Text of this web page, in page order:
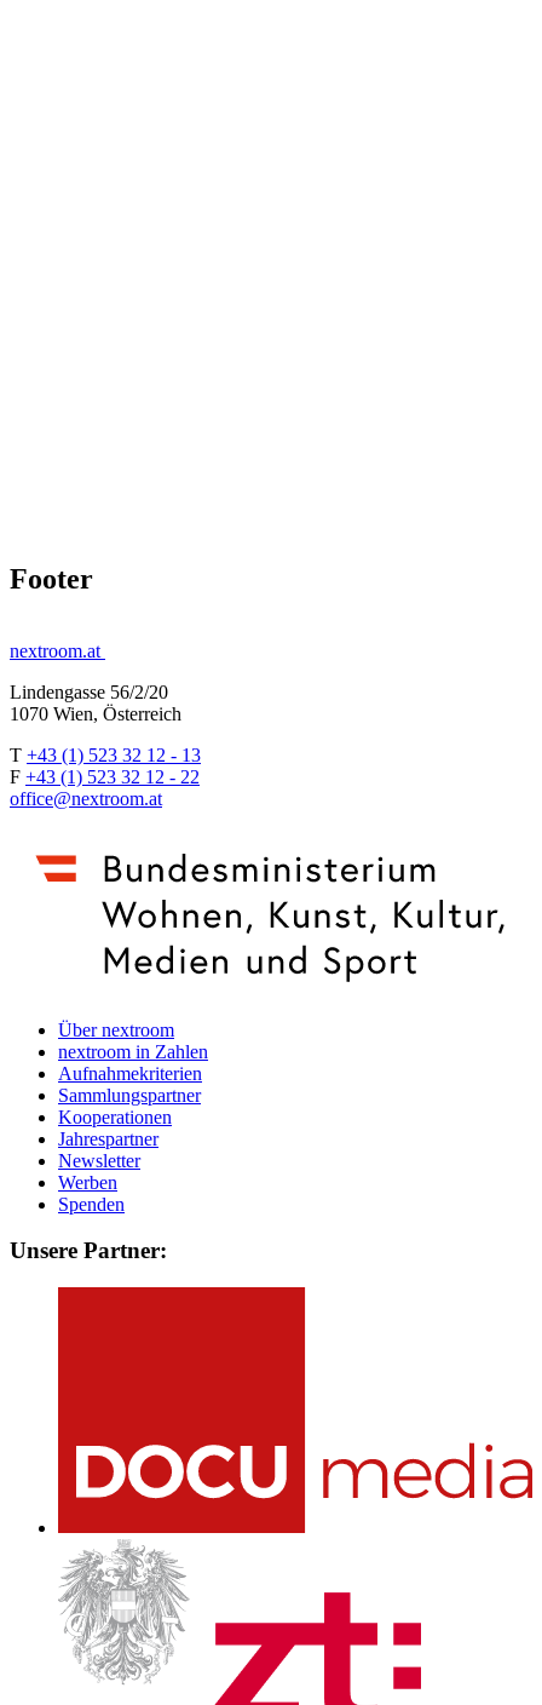
Footer
nextroom.at
Lindengasse 56/2/20
1070 Wien, Österreich
T +43 (1) 523 32 12 - 13
F +43 (1) 523 32 12 - 22
office@nextroom.at
Über nextroom
nextroom in Zahlen
Aufnahmekriterien
Sammlungspartner
Kooperationen
Jahrespartner
Newsletter
Werben
Spenden
Unsere Partner: